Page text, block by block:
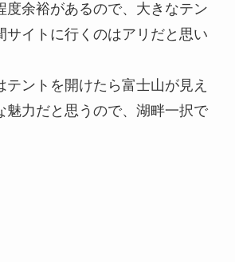
度余裕があるので、大きなテン
サイトに行くのはアリだと思い
テントを開けたら富士山が見え
魅力だと思うので、湖畔一択で